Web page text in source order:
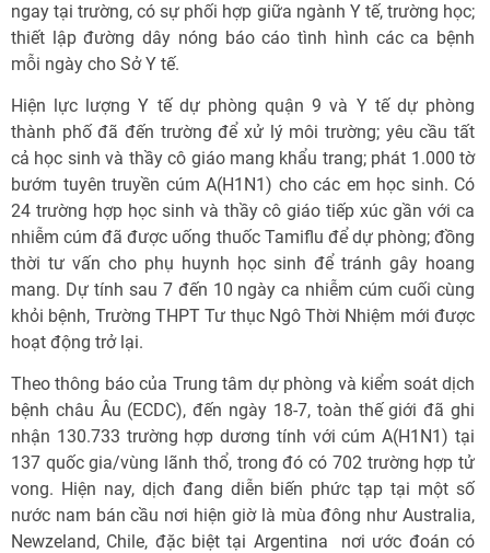
ngay tại trường, có sự phối hợp giữa ngành Y tế, trường học;
thiết lập đường dây nóng báo cáo tình hình các ca bệnh
mỗi ngày cho Sở Y tế.
Hiện lực lượng Y tế dự phòng quận 9 và Y tế dự phòng
thành phố đã đến trường để xử lý môi trường; yêu cầu tất
cả học sinh và thầy cô giáo mang khẩu trang; phát 1.000 tờ
bướm tuyên truyền cúm A(H1N1) cho các em học sinh. Có
24 trường hợp học sinh và thầy cô giáo tiếp xúc gần với ca
nhiễm cúm đã được uống thuốc Tamiflu để dự phòng; đồng
thời tư vấn cho phụ huynh học sinh để tránh gây hoang
mang. Dự tính sau 7 đến 10 ngày ca nhiễm cúm cuối cùng
khỏi bệnh, Trường THPT Tư thục Ngô Thời Nhiệm mới được
hoạt động trở lại.
Theo thông báo của Trung tâm dự phòng và kiểm soát dịch
bệnh châu Âu (ECDC), đến ngày 18-7, toàn thế giới đã ghi
nhận 130.733 trường hợp dương tính với cúm A(H1N1) tại
137 quốc gia/vùng lãnh thổ, trong đó có 702 trường hợp tử
vong. Hiện nay, dịch đang diễn biến phức tạp tại một số
nước nam bán cầu nơi hiện giờ là mùa đông như Australia,
Newzeland, Chile, đặc biệt tại Argentina  nơi ước đoán có